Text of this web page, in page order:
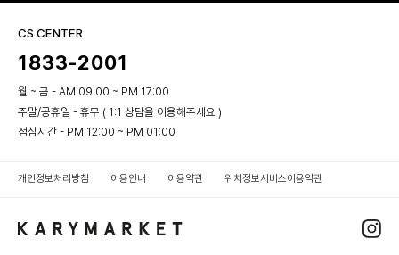
CS CENTER
1833-2001
월 ~ 금 - AM 09:00 ~ PM 17:00
주말/공휴일 - 휴무 ( 1:1 상담을 이용해주세요 )
점심시간 - PM 12:00 ~ PM 01:00
개인정보처리방침 이용안내 이용약관 위치정보서비스이용약관